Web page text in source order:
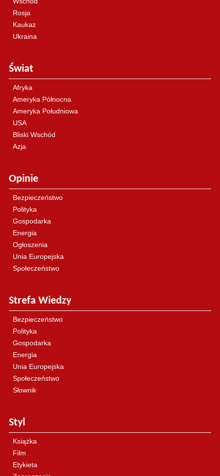
Rosja
Kaukaz
Ukraina
Świat
Afryka
Ameryka Północna
Ameryka Południowa
USA
Bliski Wschód
Azja
Opinie
Bezpieczeństwo
Polityka
Gospodarka
Energia
Ogłoszenia
Unia Europejska
Społeczeństwo
Strefa Wiedzy
Bezpieczeństwo
Polityka
Gospodarka
Energia
Unia Europejska
Społeczeństwo
Słownik
Styl
Książka
Film
Etykieta